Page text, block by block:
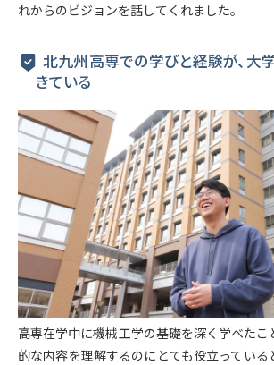
れからのビジョンを話してくれました。
北九州高専での学びと経験が、大
きている
高専在学中に機械工学の基礎を深く学べた
的な内容を理解するのにとても役立っている